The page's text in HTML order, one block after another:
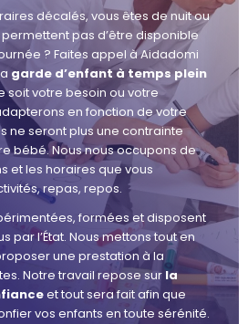
décalés, vous êtes de nuit ou
pas d’être disponible
? Faites appel à Aidadomi
garde d’enfant à temps plein
soit votre besoin ou votre
en fonction de votre
ne seront plus une contrainte
bébé. Nous nous occupons de
et les horaires que vous
repas, repos.
formées et disposent
par l’État. Nous mettons tout en
une prestation à la
Notre travail repose sur la
et tout sera fait afin que
vos enfants en toute sérénité.